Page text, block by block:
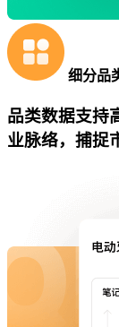
细分品
品类数据支持
业脉络，捕捉